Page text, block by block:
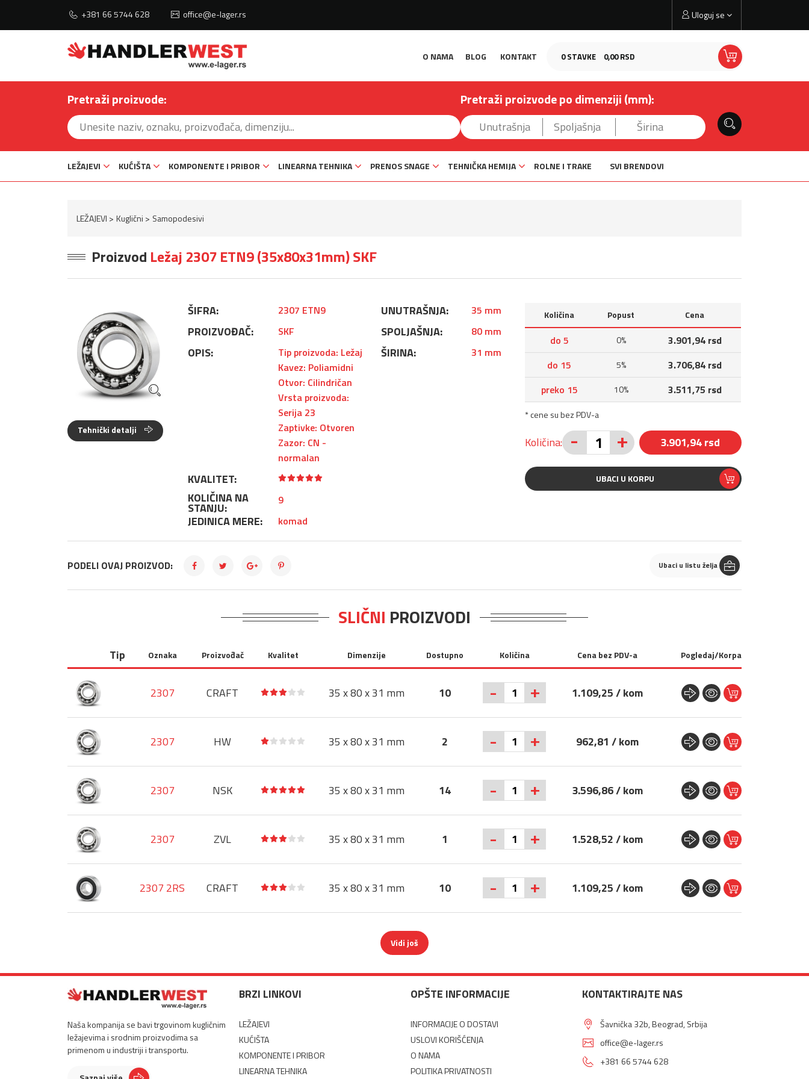
+381 66 5744 628 office@e-lager.rs
0STAVKE 0,00 RSD
Uloguj se
O NAMA BLOG KONTAKT
Pretraži proizvode: Pretraži proizvode po dimenziji (mm):
LEŽAJEVI KUĆIŠTA KOMPONENTE I PRIBOR LINEARNA TEHNIKA PRENOS SNAGE TEHNIČKA HEMIJA ROLNE I TRAKE SVI BRENDOVI
LEŽAJEVI Kuglični Samopodesivi
Proizvod Ležaj 2307 ETN9 (35x80x31mm) SKF
Tehnički detalji
ŠIFRA: 2307 ETN9
PROIZVOĐAČ: SKF
OPIS:
Tip proizvoda: Ležaj
Kavez: Poliamidni
Otvor: Cilindričan
Vrsta proizvoda:
Serija 23
Zaptivke: Otvoren
Zazor: CN -
normalan
KVALITET:
KOLIČINA NA
STANJU: 9
JEDINICA MERE: komad
UNUTRAŠNJA: 35 mm
SPOLJAŠNJA: 80 mm
ŠIRINA: 31 mm
Količina Popust Cena
do 5 0%
3.901,94 rsd
do 15
5%
3.706,84 rsd
preko 15
10% 3.511,75 rsd
* cene su bez PDV-a
Količina: - + 3.901,94 rsd
UBACI U KORPU
PODELI OVAJ PROIZVOD: Ubaci u listu želja
SLIČNI PROIZVODI
Tip Oznaka Proizvođač Kvalitet Dimenzije Dostupno Količina Cena bez PDV-a Pogledaj/Korpa
2307 CRAFT 35 x 80 x 31 mm 10 - + 1.109,25 / kom
2307 HW 35 x 80 x 31 mm 2 - + 962,81 / kom
2307 NSK 35 x 80 x 31 mm 14 - + 3.596,86 / kom
2307 ZVL 35 x 80 x 31 mm 1 - + 1.528,52 / kom
2307 2RS CRAFT 35 x 80 x 31 mm 10 - + 1.109,25 / kom
Vidi još
Naša kompanija se bavi trgovinom kugličnim
ležajevima i srodnim proizvodima sa
primenom u industriji i transportu.
BRZI LINKOVI
LEŽAJEVI
KUĆIŠTA
KOMPONENTE I PRIBOR
LINEARNA TEHNIKA
OPŠTE INFORMACIJE
INFORMACIJE O DOSTAVI
USLOVI KORIŠĆENJA
O NAMA
POLITIKA PRIVATNOSTI
KONTAKTIRAJTE NAS
Šavnička 32b, Beograd, Srbija
office@e-lager.rs
+381 66 5744 628